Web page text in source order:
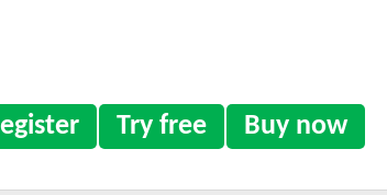
Try free Buy now